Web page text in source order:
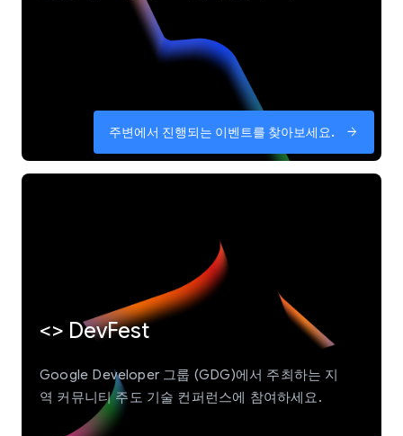
주변에서 진행되는 이벤트를 찾아보세요. arrow_forward
<> DevFest
Google Developer 그룹 (GDG)에서 주최하는 지
역 커뮤니티 주도 기술 컨퍼런스에 참여하세요.